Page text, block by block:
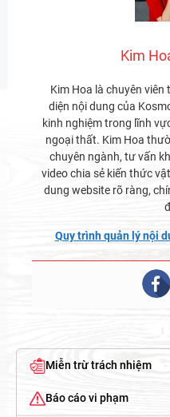
Kim
Kim Hoa là chuyên
diện nội dung của
kinh nghiệm trong lĩnh
ngoại thất. Kim Hoa
chuyên ngành, tư vấn
video chia sẻ kiến thức
dung website rõ ràng,
Quy trình quản lý nội
Miễn trừ trách nhiệm
Báo cáo vi phạm